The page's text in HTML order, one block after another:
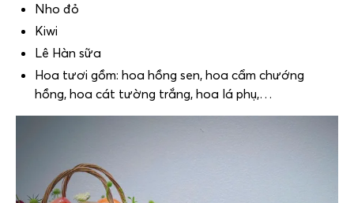
Nho đỏ
Kiwi
Lê Hàn sữa
Hoa tươi gồm: hoa hồng sen, hoa cẩm chướng
hồng, hoa cát tường trắng, hoa lá phụ,…